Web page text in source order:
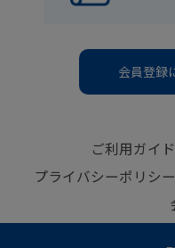
会員登録
ご利用ガイド
プライバシーポリシー